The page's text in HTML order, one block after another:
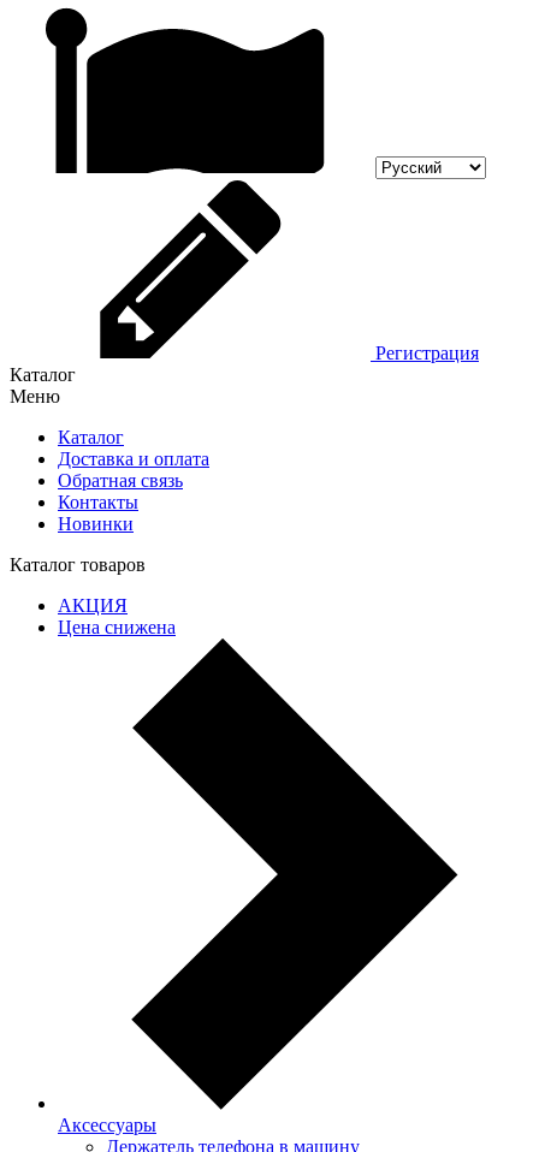
Регистрация
Каталог
Меню
Каталог
Доставка и оплата
Обратная связь
Контакты
Новинки
Каталог товаров
АКЦИЯ
Цена снижена
Аксессуары
Держатель телефона в машину